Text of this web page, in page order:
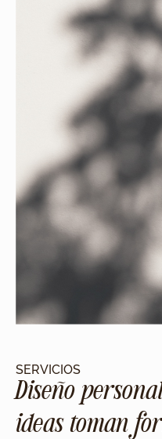
SERVICIOS
Diseño
ideas toman